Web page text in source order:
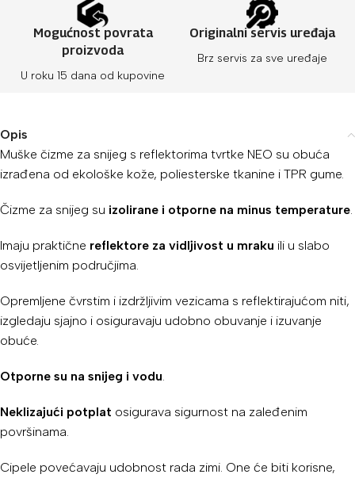
Mogućnost povrata
proizvoda
U roku 15 dana od kupovine
Originalni servis uređaja
Brz servis za sve uređaje
Opis
Muške čizme za snijeg s reflektorima tvrtke NEO su obuća
izrađena od ekološke kože, poliesterske tkanine i TPR gume.
Čizme za snijeg su izolirane i otporne na minus temperature
Imaju praktične reflektore za vidljivost u mraku ili u slabo
osvijetljenim područjima.
Opremljene čvrstim i izdržljivim vezicama s reflektirajućom niti,
izgledaju sjajno i osiguravaju udobno obuvanje i izuvanje
obuće.
Otporne su na snijeg i vodu
Neklizajući potplat osigurava sigurnost na zaleđenim
površinama.
Cipele povećavaju udobnost rada zimi. One će biti korisne,